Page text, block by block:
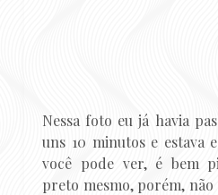
Nessa foto eu já havia
uns 10 minutos e estava
você pode ver, é bem
preto mesmo, porém,